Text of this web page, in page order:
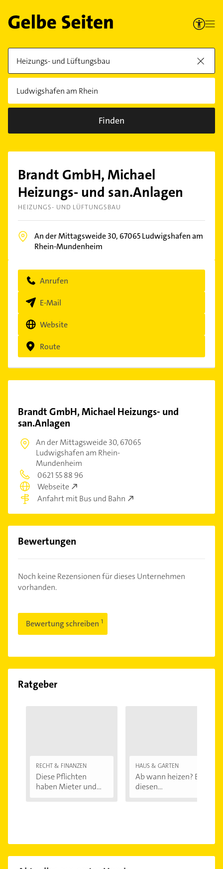
Finden
Brandt GmbH, Michael
Heizungs- und san.Anlagen
HEIZUNGS- UND LÜFTUNGSBAU
An der Mittagsweide 30, 67065Ludwigshafen am
Rhein-Mundenheim
Anrufen
E-Mail
Website
Route
Brandt GmbH, Michael Heizungs- und
san.Anlagen
An der Mittagsweide 30,67065
Ludwigshafen am Rhein-
Mundenheim
0621 55 88 96
Webseite
Anfahrt mit Bus und Bahn
Bewertungen
Noch keine Rezensionen für dieses Unternehmen
vorhanden.
Bewertung schreiben
Ratgeber
RECHT & FINANZEN
Diese Pflichten
haben Mieter und...
HAUS & GARTEN
Ab wann heizen? Bei
diesen